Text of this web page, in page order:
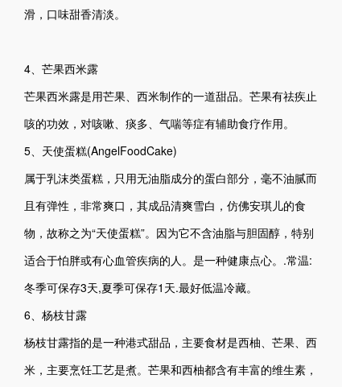
滑，口味甜香清淡。
4、芒果西米露
芒果西米露是用芒果、西米制作的一道甜品。芒果有祛疾止
咳的功效，对咳嗽、痰多、气喘等症有辅助食疗作用。
5、天使蛋糕(AngelFoodCake)
属于乳沫类蛋糕，只用无油脂成分的蛋白部分，毫不油腻而
且有弹性，非常爽口，其成品清爽雪白，仿佛安琪儿的食
物，故称之为“天使蛋糕”。因为它不含油脂与胆固醇，特别
适合于怕胖或有心血管疾病的人。是一种健康点心。.常温:
冬季可保存3天,夏季可保存1天.最好低温冷藏。
6、杨枝甘露
杨枝甘露指的是一种港式甜品，主要食材是西柚、芒果、西
米，主要烹饪工艺是煮。芒果和西柚都含有丰富的维生素，